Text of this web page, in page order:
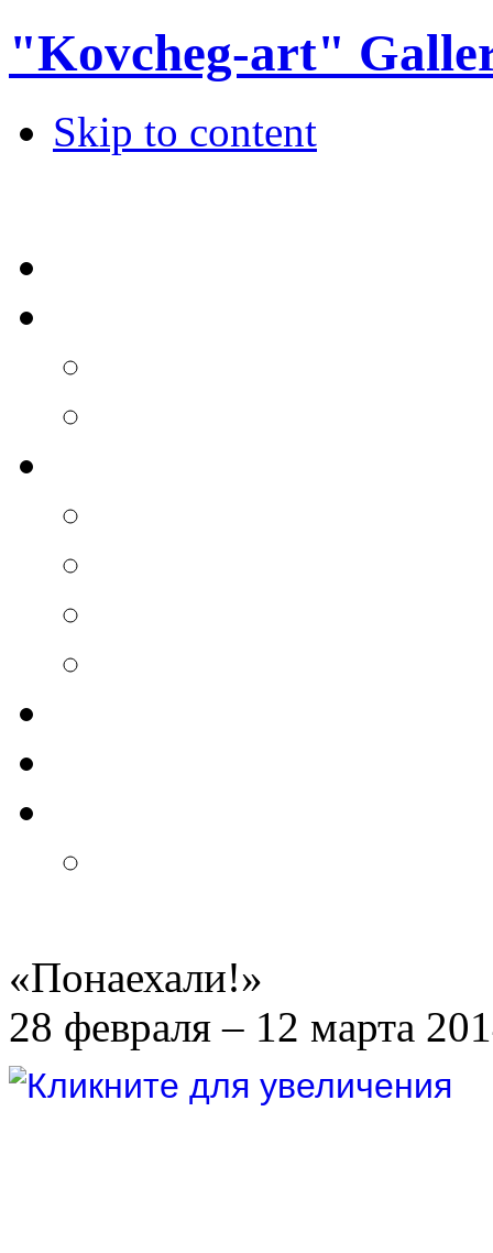
"Kovcheg-art"
Skip to content
«Понаехали!»
28 февраля – 12 марта